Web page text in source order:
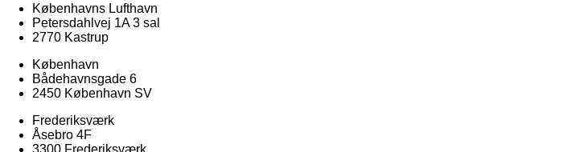
Københavns Lufthavn
Petersdahlvej 1A 3 sal
2770 Kastrup
København
Bådehavnsgade 6
2450 København SV
Frederiksværk
Åsebro 4F
3300 Frederiksværk